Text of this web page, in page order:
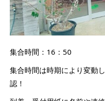
集合時間：16：50
集合時間は時期により変動
認！